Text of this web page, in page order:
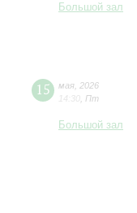
Большой зал
15 мая 2026
14:30 Пт
Большой зал